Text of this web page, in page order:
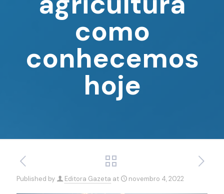
como
conhecemos
hoje
Published by Editora Gazeta at novembro 4, 2022